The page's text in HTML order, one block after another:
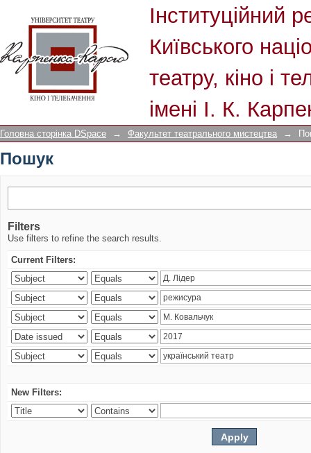
Інституційний
Київського
театру, кіно і
імені І. К.
Головна сторінка DSpace → Факультет театрального мистецтва →
Пошук
Filters
Use filters to refine the search results.
Current Filters:
New Filters: